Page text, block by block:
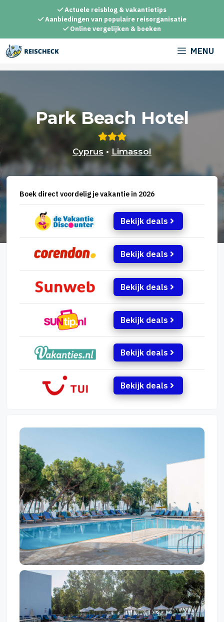
inhoud
Actuele reisblog & vakantietips
Aanbiedingen van populaire reisorganisatie
Online vergelijken & boeken
MENU
Park Beach Hotel
Cyprus • Limassol
Boek direct voordelig je vakantie in 2026
Bekijk deals
Bekijk deals
Bekijk deals
Bekijk deals
Bekijk deals
Bekijk deals